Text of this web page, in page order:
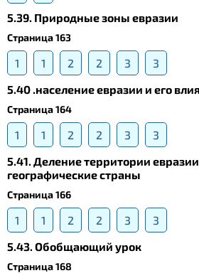
5.39. Природные зоны евразии
Страница 163
1 1 2 2 3
3
5.40 .население евразии и его
Страница 164
1 1 2 2 3
3
5.41. Деление территории
географические страны
Страница 166
1 1 2 2 3
3
5.43. Обобщающий урок
Страница 168